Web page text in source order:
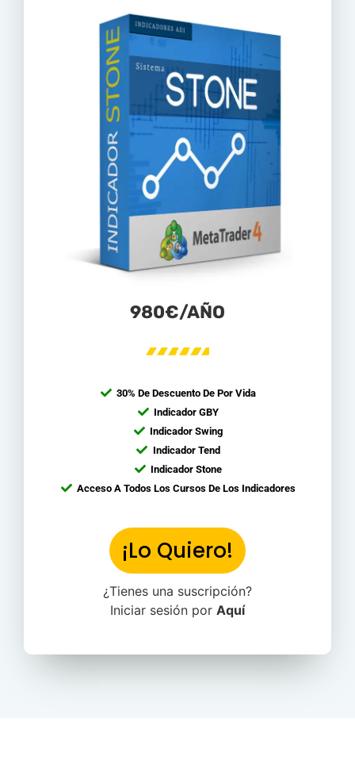
980€/AÑO
30% De Descuento De Por Vida
Indicador GBY
Indicador Swing
Indicador Tend
Indicador Stone
Acceso A Todos Los Cursos De Los Indicadores
¡Lo Quiero!
¿Tienes una suscripción?
Iniciar sesión por Aquí